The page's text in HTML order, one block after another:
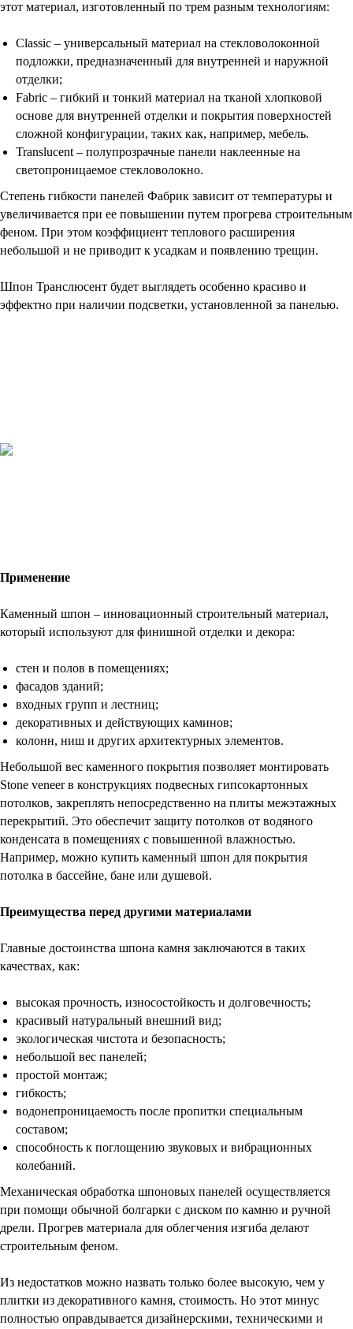
этот материал, изготовленный по трем разным технологиям:
Classic – универсальный материал на стекловолоконной
подложки, предназначенный для внутренней и наружной
отделки;
Fabric – гибкий и тонкий материал на тканой хлопковой
основе для внутренней отделки и покрытия поверхностей
сложной конфигурации, таких как, например, мебель.
Transluсent – полупрозрачные панели наклеенные на
светопроницаемое стекловолокно.
Степень гибкости панелей Фабрик зависит от температуры и
увеличивается при ее повышении путем прогрева строительным
феном. При этом коэффициент теплового расширения
небольшой и не приводит к усадкам и появлению трещин.
Шпон Транслюсент будет выглядеть особенно красиво и
эффектно при наличии подсветки, установленной за панелью.
Применение
Каменный шпон – инновационный строительный материал,
который используют для финишной отделки и декора:
стен и полов в помещениях;
фасадов зданий;
входных групп и лестниц;
декоративных и действующих каминов;
колонн, ниш и других архитектурных элементов.
Небольшой вес каменного покрытия позволяет монтировать
Stone veneer в конструкциях подвесных гипсокартонных
потолков, закреплять непосредственно на плиты межэтажных
перекрытий. Это обеспечит защиту потолков от водяного
конденсата в помещениях с повышенной влажностью.
Например, можно купить каменный шпон для покрытия
потолка в бассейне, бане или душевой.
Преимущества перед другими материалами
Главные достоинства шпона камня заключаются в таких
качествах, как:
высокая прочность, износостойкость и долговечность;
красивый натуральный внешний вид;
экологическая чистота и безопасность;
небольшой вес панелей;
простой монтаж;
гибкость;
водонепроницаемость после пропитки специальным
составом;
способность к поглощению звуковых и вибрационных
колебаний.
Механическая обработка шпоновых панелей осуществляется
при помощи обычной болгарки с диском по камню и ручной
дрели. Прогрев материала для облегчения изгиба делают
строительным феном.
Из недостатков можно назвать только более высокую, чем у
плитки из декоративного камня, стоимость. Но этот минус
полностью оправдывается дизайнерскими, техническими и